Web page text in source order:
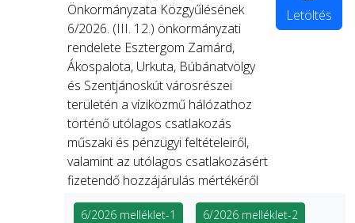
Önkormányzata Közgyűlésének
6/2026. (III. 12.) önkormányzati
rendelete Esztergom Zamárd,
Ákospalota, Urkuta, Búbánatvölgy
és Szentjánoskút városrészei
területén a víziközmű hálózathoz
történő utólagos csatlakozás
műszaki és pénzügyi feltételeiről,
valamint az utólagos csatlakozásért
fizetendő hozzájárulás mértékéről
Letöltés
6/2026 melléklet-1 6/2026 melléklet-2